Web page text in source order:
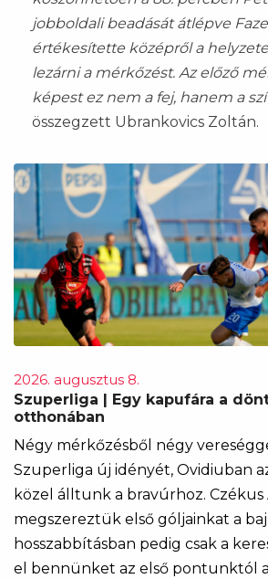
jobboldali beadását átlépve
értékesítette középről a
lezárni a mérkőzést. Az előző
képest ez nem a fej, hanem a
összegzett Ubrankovics Zoltán.
2026. augusztus 8.
Szuperliga | Egy kapufára a
otthonában
Négy mérkőzésből négy
Szuperliga új idényét, Ovidiuban
közel álltunk a bravúrhoz. Czékus
megszereztük első góljainkat a
hosszabbításban pedig csak a
el bennünket az első pontunktól